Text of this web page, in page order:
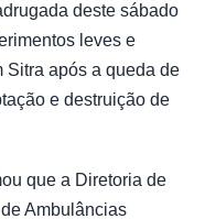
deste sábado
leves e
Sitra após a queda de
e destruição de
que a Diretoria de
Ambulâncias